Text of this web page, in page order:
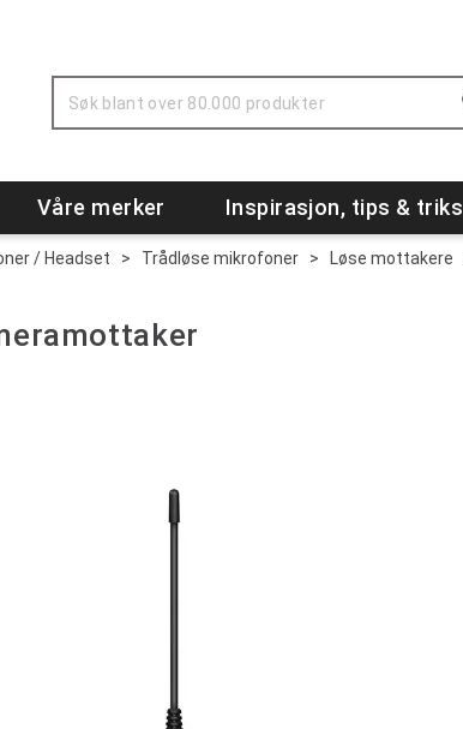
Våre merker Inspirasjon, tips & triks
/ Headset > Trådløse mikrofoner > Løse mottakere